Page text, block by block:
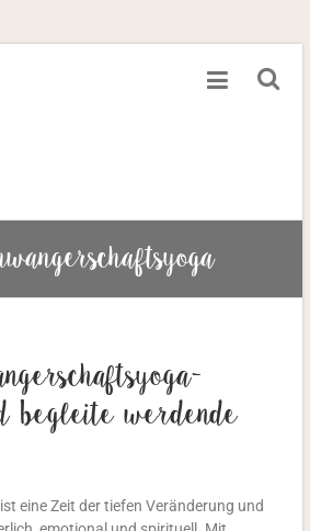
begleite werdende
eine Zeit der tiefen Veränderung und